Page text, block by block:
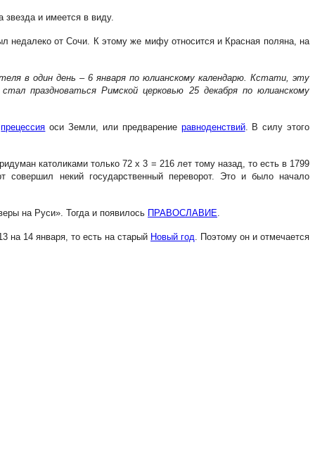
звезда и имеется в виду.
недалеко от Сочи. К этому же мифу относится и Красная поляна, на
в один день – 6 января по юлианскому календарю. Кстати, эту
праздноваться Римской церковью 25 декабря по юлианскому
прецессия оси Земли, или предварение равноденствий. В силу этого
католиками только 72 x 3 = 216 лет тому назад, то есть в 1799
некий государственный переворот. Это и было начало
на Руси». Тогда и появилось ПРАВОСЛАВИЕ.
на 14 января, то есть на старый Новый год. Поэтому он и отмечается